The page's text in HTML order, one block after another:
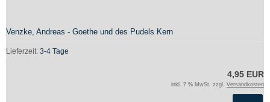
Venzke, Andreas - Goethe und des Pudels Kern
Lieferzeit: 3-4 Tage
4,95 EUR
inkl. 7 % MwSt. zzgl. Versandkosten